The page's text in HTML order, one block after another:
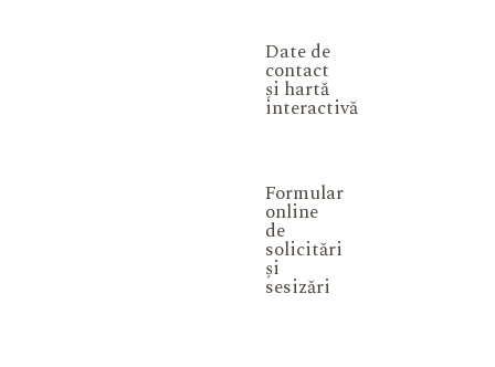
Date de
contact
și hartă
interactivă
Formular
online
de
solicitări
și
sesizări